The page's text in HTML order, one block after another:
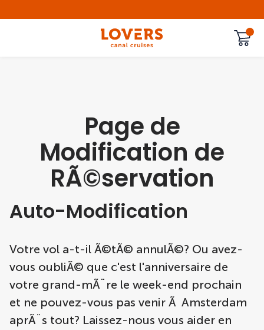
Page de
Modification de
RÃ©servation
Auto-Modification
Votre vol a-t-il Ã©tÃ© annulÃ©? Ou avez-
vous oubliÃ© que c'est l'anniversaire de
votre grand-mÃ¨re le week-end prochain
et ne pouvez-vous pas venir Ã Amsterdam
aprÃ¨s tout? Laissez-nous vous aider en